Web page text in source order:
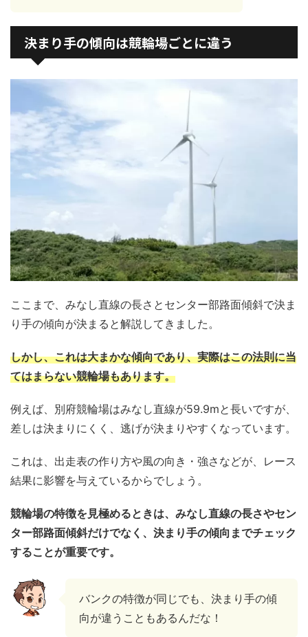
決まり手の傾向は競輪場ごとに違う
ここまで、みなし直線の長さとセンター部路面傾斜で決ま
り手の傾向が決まると解説してきました。
しかし、これは大まかな傾向であり、実際はこの法則に当
てはまらない競輪場もあります。
例えば、別府競輪場はみなし直線が59.9mと長いですが、
差しは決まりにくく、逃げが決まりやすくなっています。
これは、出走表の作り方や風の向き・強さなどが、レース
結果に影響を与えているからでしょう。
競輪場の特徴を見極めるときは、みなし直線の長さやセン
ター部路面傾斜だけでなく、決まり手の傾向までチェック
することが重要です。
バンクの特徴が同じでも、決まり手の傾
向が違うこともあるんだな！